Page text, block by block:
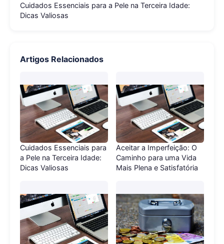
Cuidados Essenciais para a Pele na Terceira Idade:
Dicas Valiosas
Artigos Relacionados
Cuidados Essenciais para
a Pele na Terceira Idade:
Dicas Valiosas
Aceitar a Imperfeição: O
Caminho para uma Vida
Mais Plena e Satisfatória